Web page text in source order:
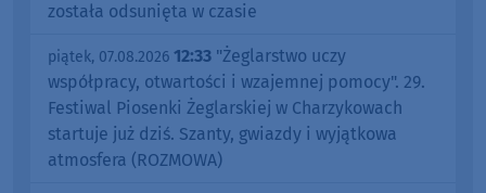
została odsunięta w czasie
piątek, 07.08.2026 12:33 "Żeglarstwo uczy
współpracy, otwartości i wzajemnej pomocy". 29.
Festiwal Piosenki Żeglarskiej w Charzykowach
startuje już dziś. Szanty, gwiazdy i wyjątkowa
atmosfera (ROZMOWA)